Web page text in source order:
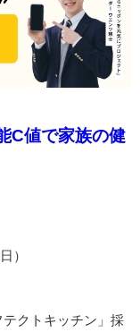
C値で家族の健
）
テクトキッチン」採